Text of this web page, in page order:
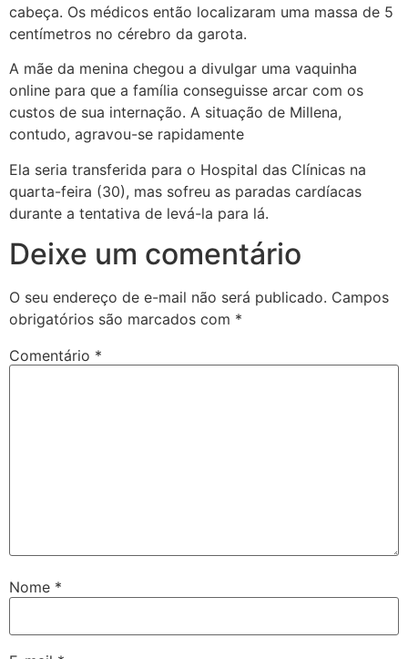
cabeça. Os médicos então localizaram uma massa de 5
centímetros no cérebro da garota.
A mãe da menina chegou a divulgar uma vaquinha
online para que a família conseguisse arcar com os
custos de sua internação. A situação de Millena,
contudo, agravou-se rapidamente
Ela seria transferida para o Hospital das Clínicas na
quarta-feira (30), mas sofreu as paradas cardíacas
durante a tentativa de levá-la para lá.
Deixe um comentário
O seu endereço de e-mail não será publicado. Campos
obrigatórios são marcados com *
Comentário *
Nome *